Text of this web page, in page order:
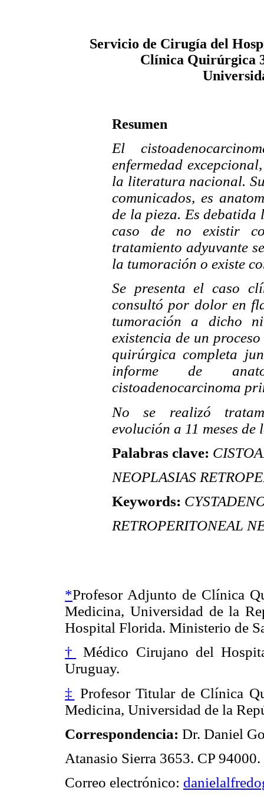
Servicio de Cirugía del
Clínica Quirúrgica
Resumen
El
enfermedad
la literatura nacional.
comunicados, es
de la pieza. Es debatida
caso de no existir
tratamiento adyuvante
la tumoración o existe
Se presenta el caso
consultó por dolor en
tumoración a dicho
existencia de un
quirúrgica completa
informe de
cistoadenocarcinoma
No se realizó
evolución a 11 meses
Palabras clave:
NEOPLASIAS
Keywords:
RETROPERITONEAL
*Profesor Adjunto de Clínica
Medicina, Universidad de la
Hospital Florida. Ministerio de
†
Médico Cirujano del
Uruguay.
‡ Profesor Titular de Clínica
Medicina, Universidad de la
Correspondencia: Dr. Daniel
Atanasio Sierra 3653. CP
Correo electrónico: